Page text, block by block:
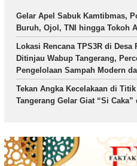
Gelar Apel Sabuk Kamtibmas,
Buruh, Ojol, TNI hingga Tokoh
Lokasi Rencana TPS3R di
Ditinjau Wabup Tangerang,
Pengelolaan Sampah Modern
Tekan Angka Kecelakaan di
Tangerang Gelar Giat “Si